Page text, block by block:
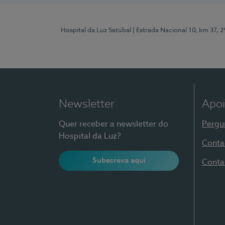
Hospital da Luz Setúbal | Estrada Nacional 10, km 37,
Newsletter
Quer receber a newsletter do
Hospital da Luz?
Subscreva aqui